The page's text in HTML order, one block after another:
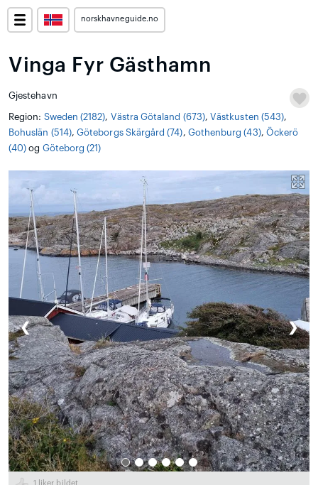
norskhavneguide.no
Vinga Fyr Gästhamn
Gjestehavn
Region: Sweden (2182), Västra Götaland (673),Västkusten (543),
Bohuslän (514),Göteborgs Skärgård (74), Gothenburg (43), Öckerö
(40) og Göteborg (21)
❮ ❯
1 liker bildet